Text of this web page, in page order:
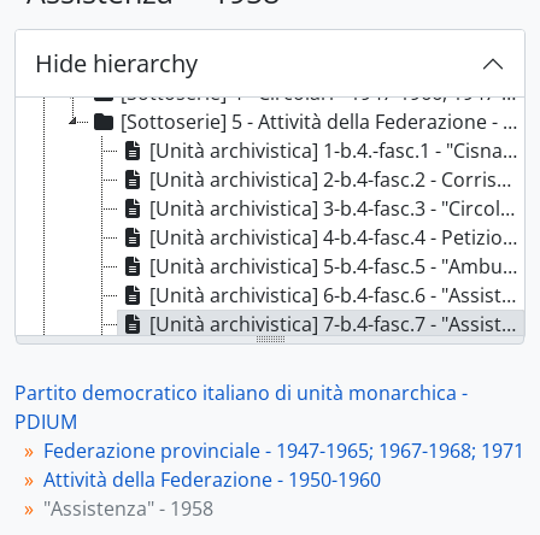
Hide hierarchy
[Sottoserie] 1 - Attività Consiglio direttivo - 1953-1960, 1953-1960
[Sottoserie] 2 - Protocolli della corrispondenza - 1954-1959, 1954-1959
[Sottoserie] 3 - Corrispondenza - 1947-1965; 1967-1968; 1971, 1947-1965; 1967-1968; 1971
[Sottoserie] 4 - Circolari - 1947-1966, 1947-1963
[Sottoserie] 5 - Attività della Federazione - 1950-1960, 1950-1960
[Unità archivistica] 1-b.4.-fasc.1 - "Cisnal o altro movimento sindacale" - 1950-1956, 1950-1956
[Unità archivistica] 2-b.4-fasc.2 - Corrispondenza assistenza PNM - 1950-1956, 1950-1956
[Unità archivistica] 3-b.4-fasc.3 - "Circolo sportivo Grimaldi" - [1957], 1957
[Unità archivistica] 4-b.4-fasc.4 - Petizione per restituzione salme reali - [1957], 1957
[Unità archivistica] 5-b.4-fasc.5 - "Ambulatorio medico" - 1957-1959, 1957-1959
[Unità archivistica] 6-b.4-fasc.6 - "Assistenza e beneficenza" - 1957-1959, 1957-1959
[Unità archivistica] 7-b.4-fasc.7 - "Assistenza" - 1958, 1958
[Unità archivistica] 8-b.4-fasc.8 - Assistenza Partito democratico italiano - 1960, 1960
[Serie] 4 - Organizzazione - 1948-1968, 1948-1968
[Serie] 6 - Federazione provinciale. Sezioni - 1947-1960, 1947-1960
[Serie] 7 - Movimento femminile - 1948-1961, 1948-1961
[Serie] 8 - Movimento giovanile - 1948-1963, 1948-1963
Partito democratico italiano di unità monarchica -
PDIUM
Federazione provinciale - 1947-1965; 1967-1968; 1971
Attività della Federazione - 1950-1960
"Assistenza" - 1958